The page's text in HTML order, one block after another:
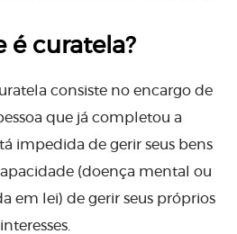
é curatela?
consiste no encargo de
que já completou a
impedida de gerir seus bens
(doença mental ou
em lei) de gerir seus próprios
interesses.